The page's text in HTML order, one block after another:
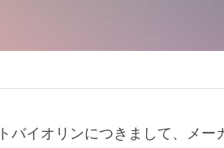
イオリンにつきまして、メー